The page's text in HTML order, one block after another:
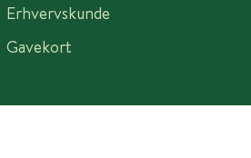
Erhvervskunde
Gavekort